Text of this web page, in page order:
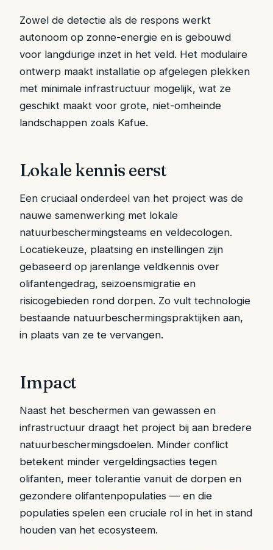
Zowel de detectie als de respons werkt
autonoom op zonne-energie en is gebouwd
voor langdurige inzet in het veld. Het modulaire
ontwerp maakt installatie op afgelegen plekken
met minimale infrastructuur mogelijk, wat ze
geschikt maakt voor grote, niet-omheinde
landschappen zoals Kafue.
Lokale kennis eerst
Een cruciaal onderdeel van het project was de
nauwe samenwerking met lokale
natuurbeschermingsteams en veldecologen.
Locatiekeuze, plaatsing en instellingen zijn
gebaseerd op jarenlange veldkennis over
olifantengedrag, seizoensmigratie en
risicogebieden rond dorpen. Zo vult technologie
bestaande natuurbeschermingspraktijken aan,
in plaats van ze te vervangen.
Impact
Naast het beschermen van gewassen en
infrastructuur draagt het project bij aan bredere
natuurbeschermingsdoelen. Minder conflict
betekent minder vergeldingsacties tegen
olifanten, meer tolerantie vanuit de dorpen en
gezondere olifantenpopulaties — en die
populaties spelen een cruciale rol in het in stand
houden van het ecosysteem.